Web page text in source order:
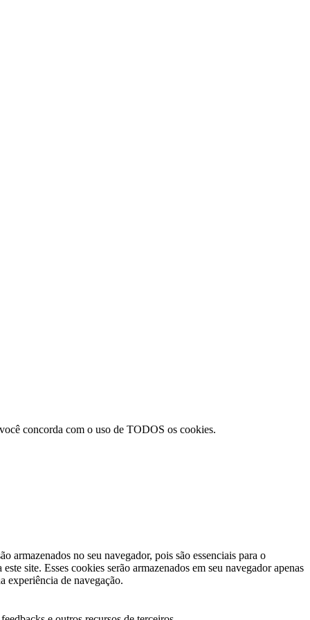
concorda com o uso de TODOS os cookies.
armazenados no seu navegador, pois são essenciais para o
site. Esses cookies serão armazenados em seu navegador apenas
experiência de navegação.